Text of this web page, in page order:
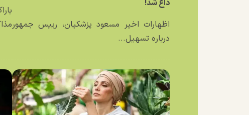
داغ شد!
اظهارات اخیر مسعود پزشکیان، رییس جمهور
درباره تسهیل...